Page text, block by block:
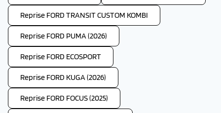
Reprise FORD TRANSIT CUSTOM KOMBI
Reprise FORD PUMA (2026)
Reprise FORD ECOSPORT
Reprise FORD KUGA (2026)
Reprise FORD FOCUS (2025)